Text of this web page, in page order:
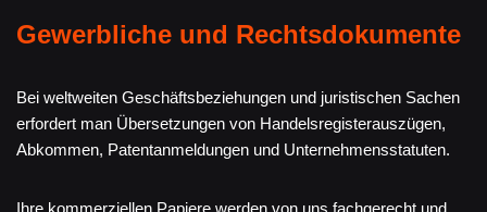
Gewerbliche und Rechtsdokumente
Bei weltweiten Geschäftsbeziehungen und juristischen Sachen
erfordert man Übersetzungen von Handelsregisterauszügen,
Abkommen, Patentanmeldungen und Unternehmensstatuten.